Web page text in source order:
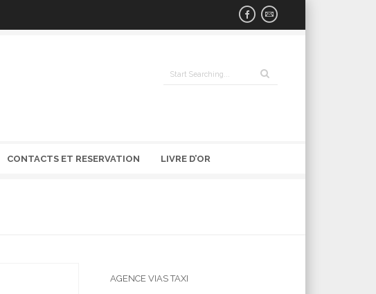
CONTACTS ET RESERVATION LIVRE D’OR
AGENCE VIAS TAXI